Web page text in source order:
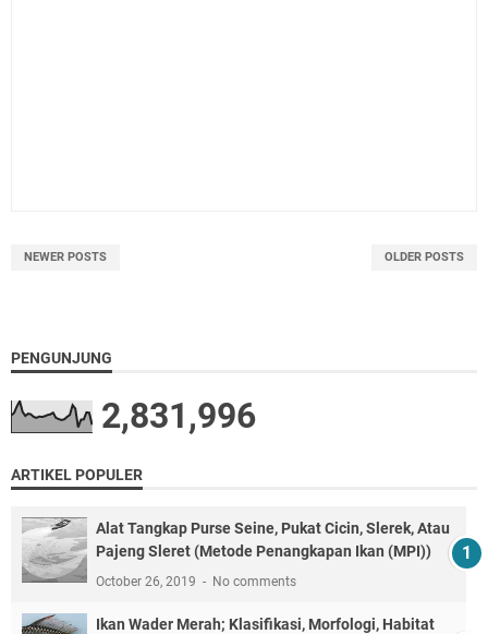
NEWER POSTS OLDER POSTS
PENGUNJUNG
2,831,996
ARTIKEL POPULER
Alat Tangkap Purse Seine, Pukat Cicin, Slerek, Atau
Pajeng Sleret (Metode Penangkapan Ikan (MPI))
October 26, 2019 No comments
Ikan Wader Merah; Klasifikasi, Morfologi, Habitat